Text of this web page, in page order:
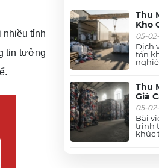
nhiều tỉnh
tin tưởng
giải
vấn
may.
Thu
Kho
Thời
05-
Dịch
tồn
toán
đảm
Thu
Giá
Dẫn
Cho
2026
05-
Bài
trình
khúc